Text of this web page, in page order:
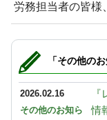
労務担当者の皆様
「その他の
2026.02.16
その他のお知ら
情